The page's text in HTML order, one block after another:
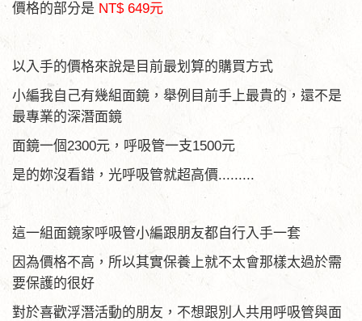
價格的部分是 NT$ 649元
以入手的價格來說是目前最划算的購買方式
小編我自己有幾組面鏡，舉例目前手上最貴的，還不是
最專業的深潛面鏡
面鏡一個2300元，呼吸管一支1500元
是的妳沒看錯，光呼吸管就超高價.........
這一組面鏡家呼吸管小編跟朋友都自行入手一套
因為價格不高，所以其實保養上就不太會那樣太過於需
要保護的很好
對於喜歡浮潛活動的朋友，不想跟別人共用呼吸管與面